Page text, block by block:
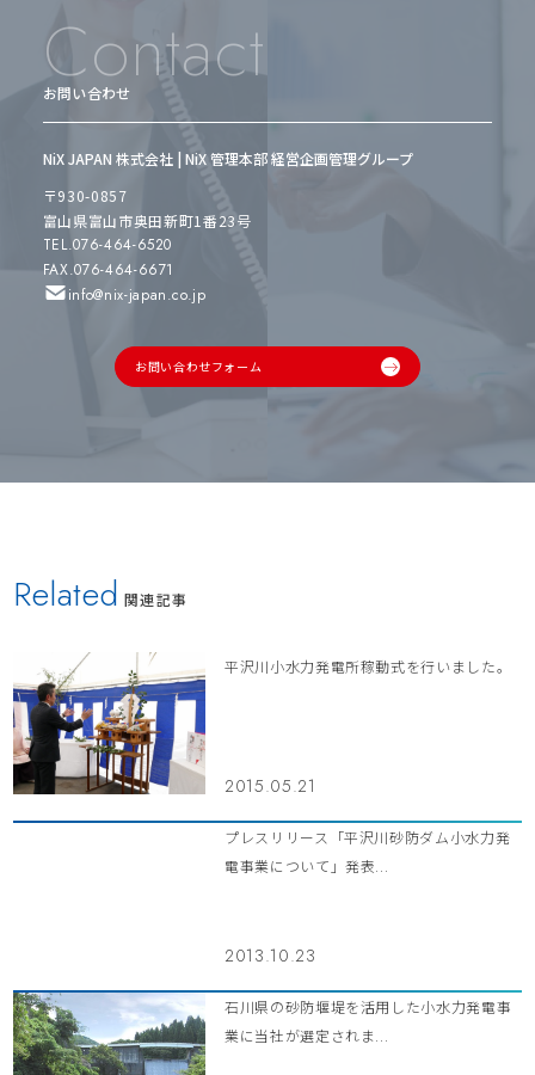
Contact
お問い合わせ
NiX JAPAN 株式会社 | NiX 管理本部 経営企画管理グループ
〒930-0857
富山県富山市奥田新町1番23号
TEL.076-464-6520
FAX.076-464-6671
info@nix-japan.co.jp
お問い合わせフォーム
Related 関連記事
平沢川小水力発電所稼動式を行いました。
2015.05.21
プレスリリース「平沢川砂防ダム小水力発
電事業について」発表...
2013.10.23
石川県の砂防堰堤を活用した小水力発電事
業に当社が選定されま...